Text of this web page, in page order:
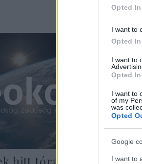
Opted In
I want to
Opted In
I want to
Opted In
I want to
of my
was
Opted
Google
I want to